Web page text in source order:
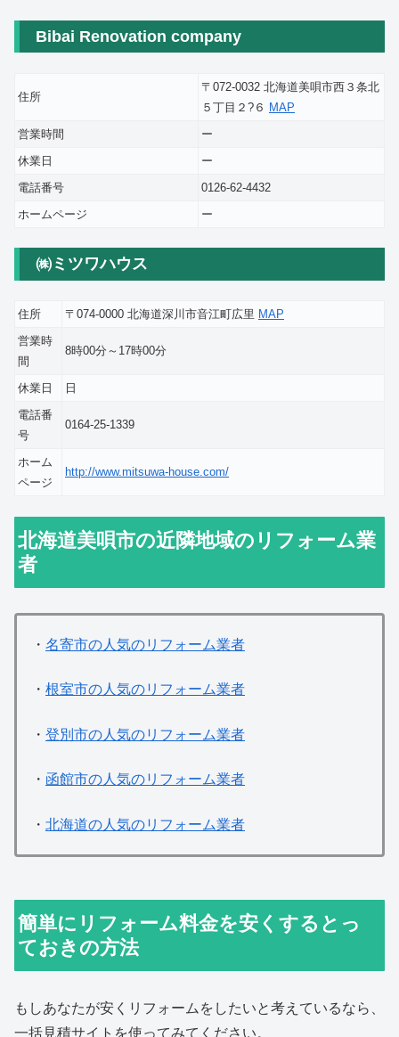
Bibai Renovation company
住所
〒072-0032 北海道美唄市西３条北
５丁目２?６ MAP
営業時間
ー
休業日
ー
電話番号
0126-62-4432
ホームページ
ー
㈱ミツワハウス
住所 〒074-0000 北海道深川市音江町広里 MAP
営業時
間
8時00分～17時00分
休業日
日
電話番
号
0164-25-1339
ホーム
ページ
http://www.mitsuwa-house.com/
北海道美唄市の近隣地域のリフォーム業
者
・ 名寄市の人気のリフォーム業者
・ 根室市の人気のリフォーム業者
・ 登別市の人気のリフォーム業者
・ 函館市の人気のリフォーム業者
・ 北海道の人気のリフォーム業者
簡単にリフォーム料金を安くするとっ
ておきの方法
もしあなたが安くリフォームをしたいと考えているなら、
一括見積サイトを使ってみてください。